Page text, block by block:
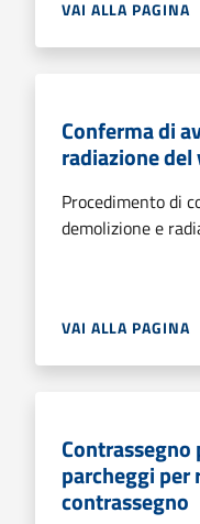
VAI ALLA PAGINA
Conferma di
radiazione del
Procedimento di
demolizione e
VAI ALLA PAGINA
Contrassegno
parcheggi per
contrassegno